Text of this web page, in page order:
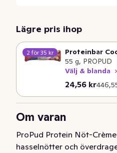
Lägre pris ihop
2 för 35 kr
Proteinbar
55 g, PROPUD
Välj & blanda
24,56 kr
Nuvarande
Styckpris:
Om varan
ProPud Protein Nöt-
hasselnötter och